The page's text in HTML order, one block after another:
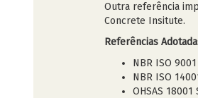
Outra referência
Concrete Insitute.
Referências
NBR ISO
NBR ISO
OHSAS